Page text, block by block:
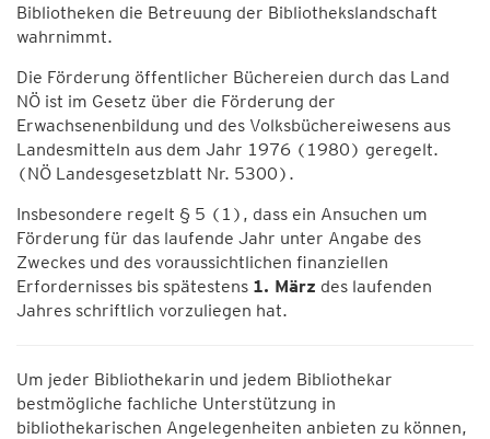
Bibliotheken die Betreuung der Bibliothekslandschaft
wahrnimmt.
Die Förderung öffentlicher Büchereien durch das Land
NÖ ist im Gesetz über die Förderung der
Erwachsenenbildung und des Volksbüchereiwesens aus
Landesmitteln aus dem Jahr 1976 (1980) geregelt.
(NÖ Landesgesetzblatt Nr. 5300).
Insbesondere regelt § 5 (1), dass ein Ansuchen um
Förderung für das laufende Jahr unter Angabe des
Zweckes und des voraussichtlichen finanziellen
Erfordernisses bis spätestens 1. März des laufenden
Jahres schriftlich vorzuliegen hat.
Um jeder Bibliothekarin und jedem Bibliothekar
bestmögliche fachliche Unterstützung in
bibliothekarischen Angelegenheiten anbieten zu können,